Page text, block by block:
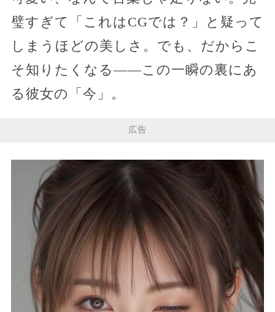
璧すぎて「これはCGでは？」と疑って
しまうほどの美しさ。でも、だからこ
そ知りたくなる――この一瞬の裏にあ
る彼女の「今」。
広告